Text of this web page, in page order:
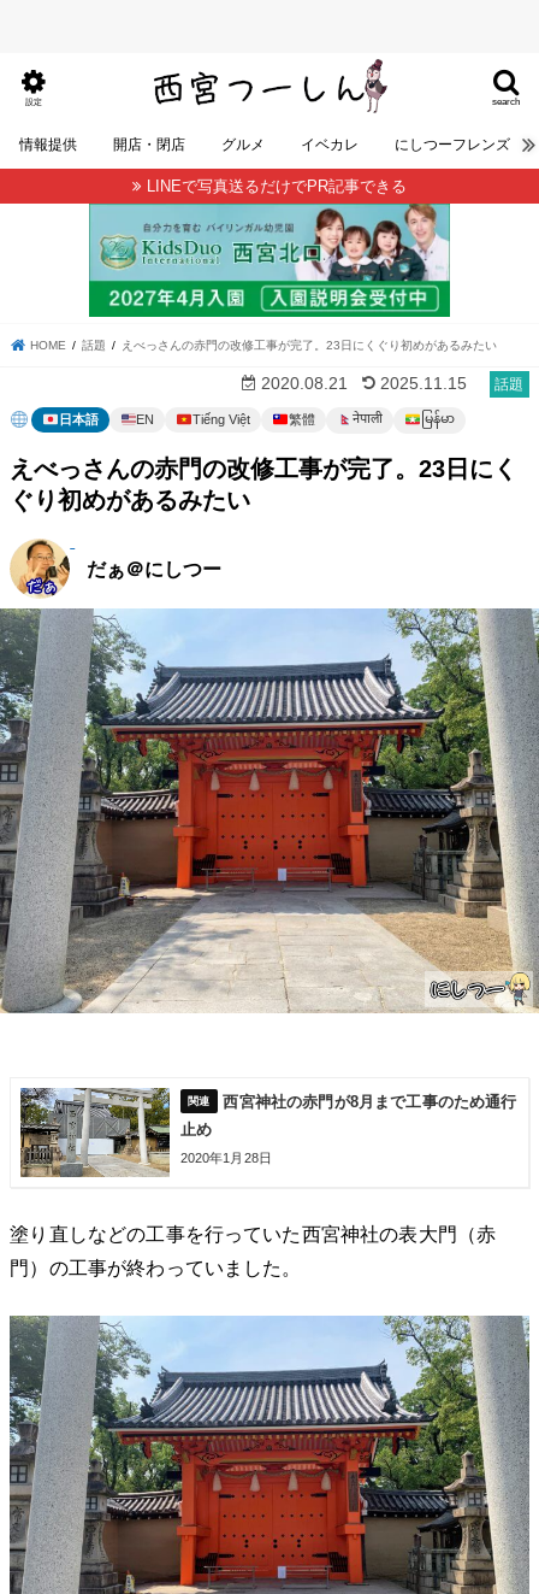
search
設定
情報提供 開店・閉店 グルメ イベカレ にしつーフレンズ
LINEで写真送るだけでPR記事できる
HOME 話題 えべっさんの赤門の改修工事が完了。23日にくぐり初めがあるみたい
話題
2020.08.21 2025.11.15
日本語 EN Tiếng Việt 繁體 नेपाली မြန်မာ
えべっさんの赤門の改修工事が完了。23日にく
ぐり初めがあるみたい
だぁ＠にしつー
西宮神社の赤門が8月まで工事のため通行
止め
2020年1月28日
塗り直しなどの工事を行っていた西宮神社の表大門（赤
門）の工事が終わっていました。